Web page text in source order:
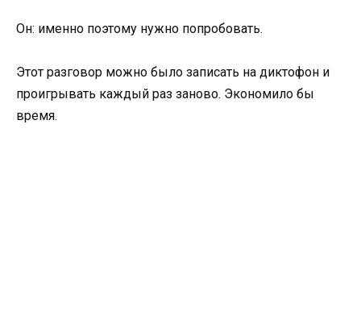
Он: именно поэтому нужно попробовать.
Этот разговор можно было записать на диктофон и
проигрывать каждый раз заново. Экономило бы
время.